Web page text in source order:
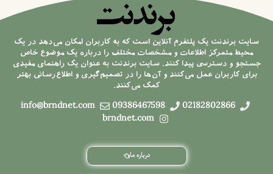
سایت برندنت یک پلتفرم آنلاین است که به کاربران امکان می‌دهد در یک
محیط متمرکز اطلاعات و مشخصات مختلف را درباره یک موضوع خاص
جستجو و دسترسی پیدا کنند. سایت برندنت به عنوان یک راهنمای مفیدی
برای کاربران عمل می‌کنند و آن‌ها را در تصمیم‌گیری و اطلاع‌رسانی بهتر
کمک می‌کنند.
02182802866
09386467598
info@brndnet.com
brndnet.com
درباره ما